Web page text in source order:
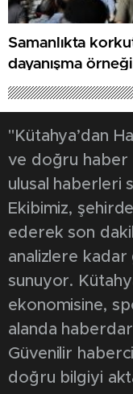
Samanlıkta
dayanışma örneği
"Kütahya’dan
ve doğru haber
ulusal haberleri
Ekibimiz,
ederek son
analizlere
sunuyor.
ekonomisine,
alanda
Güvenilir
doğru bilgiyi